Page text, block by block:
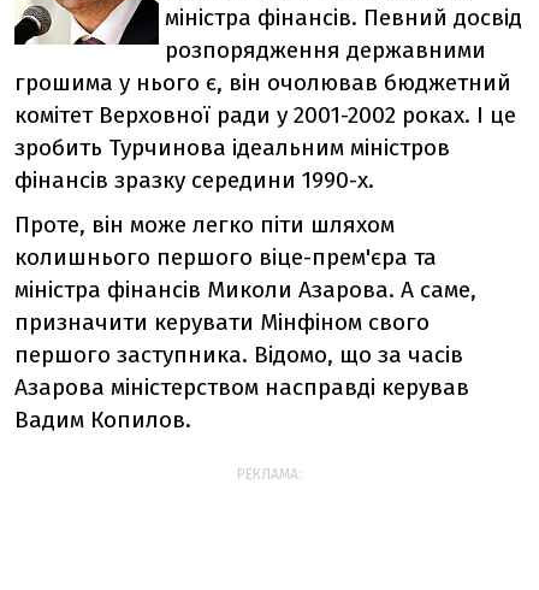
міністра фінансів. Певний досвід
розпорядження державними
грошима у нього є, він очолював бюджетний
комітет Верховної ради у 2001-2002 роках. І це
зробить Турчинова ідеальним міністров
фінансів зразку середини 1990-х.
Проте, він може легко піти шляхом
колишнього першого віце-прем'єра та
міністра фінансів Миколи Азарова. А саме,
призначити керувати Мінфіном свого
першого заступника. Відомо, що за часів
Азарова міністерством насправді керував
Вадим Копилов.
РЕКЛАМА: